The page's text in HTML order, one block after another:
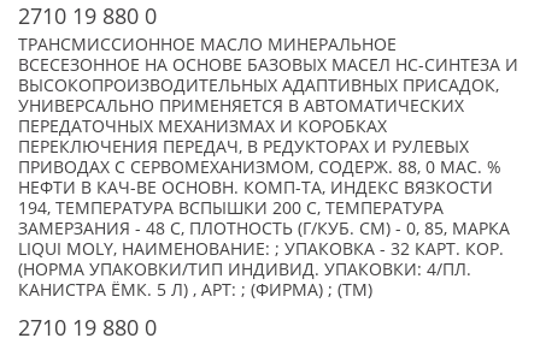
2710 19 880 0
ТРАНСМИССИОННОЕ МАСЛО МИНЕРАЛЬНОЕ
ВСЕСЕЗОННОЕ НА ОСНОВЕ БАЗОВЫХ МАСЕЛ НС-СИНТЕЗА И
ВЫСОКОПРОИЗВОДИТЕЛЬНЫХ АДАПТИВНЫХ ПРИСАДОК,
УНИВЕРСАЛЬНО ПРИМЕНЯЕТСЯ В АВТОМАТИЧЕСКИХ
ПЕРЕДАТОЧНЫХ МЕХАНИЗМАХ И КОРОБКАХ
ПЕРЕКЛЮЧЕНИЯ ПЕРЕДАЧ, В РЕДУКТОРАХ И РУЛЕВЫХ
ПРИВОДАХ С СЕРВОМЕХАНИЗМОМ, СОДЕРЖ. 88, 0 МАС. %
НЕФТИ В КАЧ-ВЕ ОСНОВН. КОМП-ТА, ИНДЕКС ВЯЗКОСТИ
194, ТЕМПЕРАТУРА ВСПЫШКИ 200 С, ТЕМПЕРАТУРА
ЗАМЕРЗАНИЯ - 48 С, ПЛОТНОСТЬ (Г/КУБ. СМ) - 0, 85, МАРКА
LIQUI MOLY, НАИМЕНОВАНИЕ: ; УПАКОВКА - 32 КАРТ. КОР.
(НОРМА УПАКОВКИ/ТИП ИНДИВИД. УПАКОВКИ: 4/ПЛ.
КАНИСТРА ЁМК. 5 Л) , АРТ: ; (ФИРМА) ; (TM)
2710 19 880 0